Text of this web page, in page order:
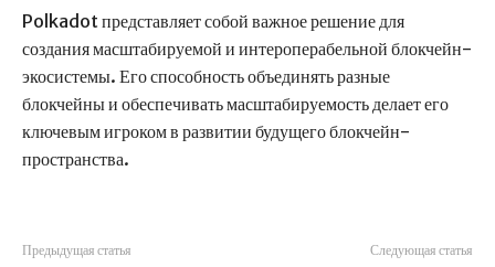
Polkadot представляет собой важное решение для
создания масштабируемой и интероперабельной блокчейн-
экосистемы. Его способность объединять разные
блокчейны и обеспечивать масштабируемость делает его
ключевым игроком в развитии будущего блокчейн-
пространства.
Предыдущая статья Следующая статья